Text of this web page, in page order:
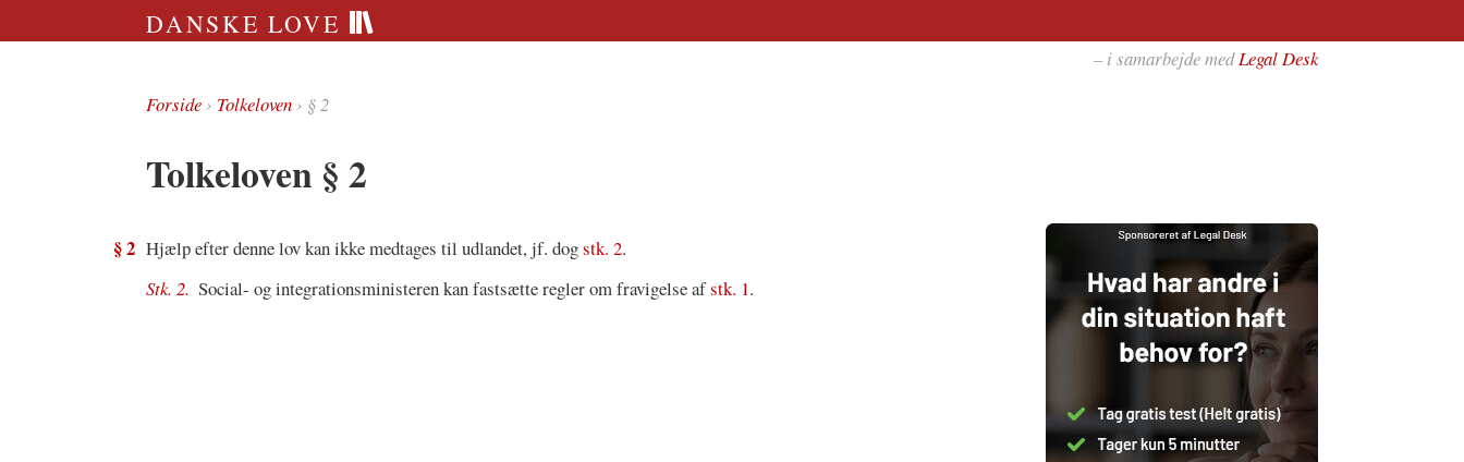
DANSKE LOVE
– i samarbejde medLegal Desk
Forside› Tolkeloven› § 2
Tolkeloven § 2
§ 2 Hjælp efter denne lov kan ikke medtages til udlandet, jf. dogstk. 2.
Stk. 2. Social- og integrationsministeren kan fastsætte regler om fravigelse afstk. 1.